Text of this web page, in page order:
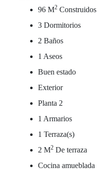
96 M2 Construidos
3 Dormitorios
2 Baños
1 Aseos
Buen estado
Exterior
Planta 2
1 Armarios
1 Terraza(s)
2 M2 De terraza
Cocina amueblada